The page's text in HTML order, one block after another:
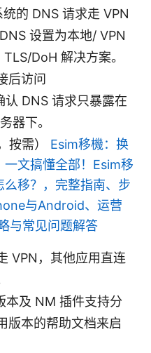
的 DNS 请求走 VPN
设置为本地/ VPN
DoH 解决方案。
后访问
DNS 请求只暴露在
器下。
按需） Esim移機：换
文搞懂全部！Esim移
移？，完整指南、步
与Android、运营
与常见问题解答
VPN，其他应用直连
本及 NM 插件支持分
版本的帮助文档来启